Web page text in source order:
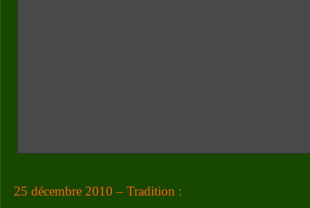
25 décembre 2010 – Tradition :